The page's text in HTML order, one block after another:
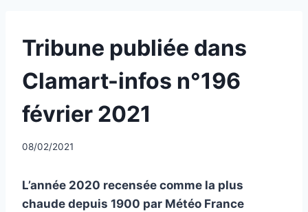
UNCATEGORIZED
Tribune publiée dans
Clamart-infos n°196
février 2021
Par
08/02/2021
L’année 2020 recensée comme la plus
chaude depuis 1900 par Météo France